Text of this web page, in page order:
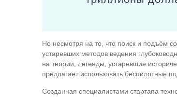
Но несмотря на то, что поиск и подъём
устаревших методов ведения
на теории, легенды, устаревшие
предлагает использовать беспилотные
Созданная специалистами стартапа